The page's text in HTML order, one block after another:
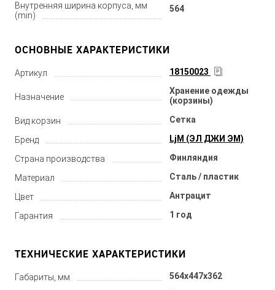
Внутренняя ширина корпуса, мм
(min)
564
ОСНОВНЫЕ ХАРАКТЕРИСТИКИ
Артикул 18150023
Назначение
Хранение одежды
(корзины)
Вид корзин Сетка
Бренд LjM (ЭЛ ДЖИ ЭМ)
Страна производства Финляндия
Материал Сталь / пластик
Цвет Антрацит
Гарантия 1 год
ТЕХНИЧЕСКИЕ ХАРАКТЕРИСТИКИ
Габариты, мм 564x447x362